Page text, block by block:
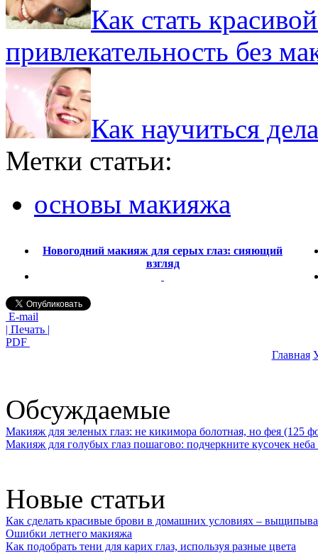
Как стать
привлекательность без
Как научиться
Метки статьи:
основы макияжа
Новогодний макияж для серых глаз: сияющий
взгляд
E-mail
| Печать |
PDF
Главная
Обсуждаемые
Макияж для зеленых глаз: не кикимора болотная, но фея (125
Макияж для голубых глаз пошагово: подчеркните кусочек
Новые статьи
Как сделать красивые брови в домашних условиях –
Ошибки летнего макияжа
Как подобрать тени для карих глаз, используя разные цвета